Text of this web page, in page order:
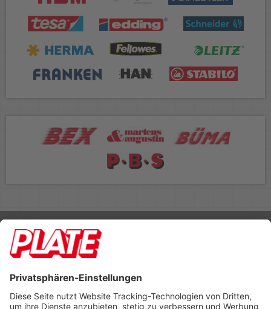
Rufen Sie uns an 04298 401-0
Lieferbedingungen Impressum
Footer anzeigen
PLATE Büromaterial Vertriebs GmbH